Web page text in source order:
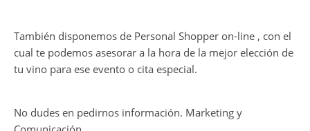
También disponemos de Personal Shopper on-line , con el
cual te podemos asesorar a la hora de la mejor elección de
tu vino para ese evento o cita especial.
No dudes en pedirnos información. Marketing y